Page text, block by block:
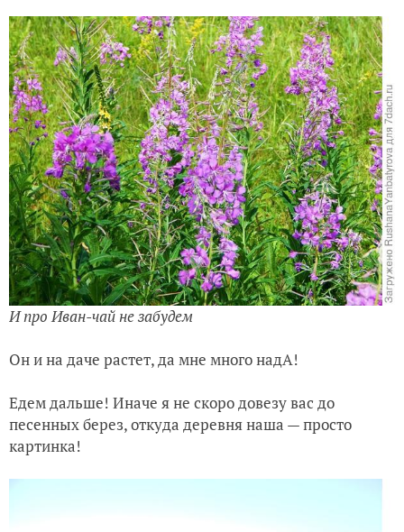
И про Иван-чай не забудем
Он и на даче растет, да мне много надА!
Едем дальше! Иначе я не скоро довезу вас до
песенных берез, откуда деревня наша — просто
картинка!